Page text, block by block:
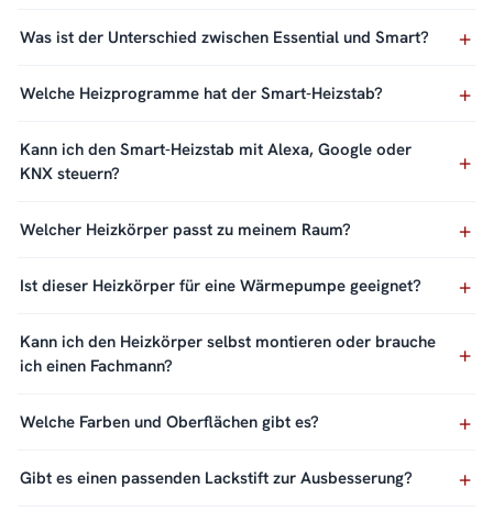
Was ist der Unterschied zwischen Essential und Smart?
Welche Heizprogramme hat der Smart-Heizstab?
Kann ich den Smart-Heizstab mit Alexa, Google oder
KNX steuern?
Welcher Heizkörper passt zu meinem Raum?
Ist dieser Heizkörper für eine Wärmepumpe geeignet?
Kann ich den Heizkörper selbst montieren oder brauche
ich einen Fachmann?
Welche Farben und Oberflächen gibt es?
Gibt es einen passenden Lackstift zur Ausbesserung?